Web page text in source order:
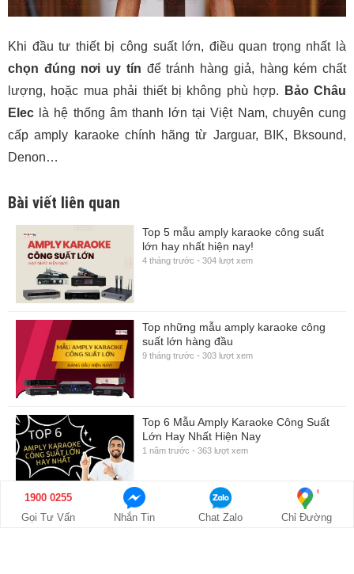
Khi đầu tư thiết bị công suất lớn, điều quan trọng nhất là
chọn đúng nơi uy tín để tránh hàng giả, hàng kém chất
lượng, hoặc mua phải thiết bị không phù hợp.
Bảo Châu
Elec là hệ thống âm thanh lớn tại Việt Nam, chuyên cung
cấp amply karaoke chính hãng từ Jarguar, BIK, Bksound,
Denon…
Bài viết liên quan
Top 5 mẫu amply karaoke công suất
lớn hay nhất hiện nay!
4 tháng trước - 304 lượt xem
Top những mẫu amply karaoke công
suất lớn hàng đầu
9 tháng trước - 303 lượt xem
Top 6 Mẫu Amply Karaoke Công Suất
Lớn Hay Nhất Hiện Nay
1 năm trước - 363 lượt xem
Xem tất cả bài viết liên quan
1900 0255
Gọi Tư Vấn
Nhắn Tin Chat Zalo Chỉ Đường